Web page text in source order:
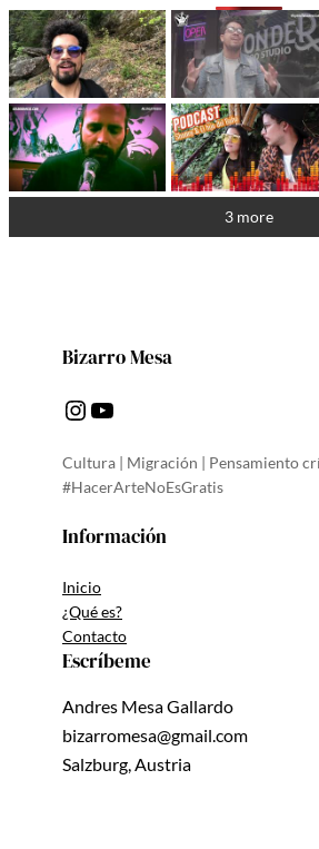
3 more
Bizarro Mesa
Instagram YouTube
Cultura | Migración | Pensamiento
#HacerArteNoEsGratis
Información
Inicio
¿Qué es?
Contacto
Escríbeme
Andres Mesa Gallardo
bizarromesa@gmail.com
Salzburg, Austria